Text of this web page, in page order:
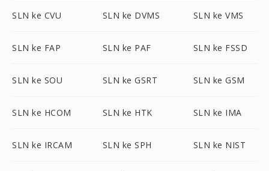
SLN ke CVU SLN ke DVMS SLN ke VMS
SLN ke FAP SLN ke PAF SLN ke FSSD
SLN ke SOU SLN ke GSRT SLN ke GSM
SLN ke HCOM SLN ke HTK SLN ke IMA
SLN ke IRCAM SLN ke SPH SLN ke NIST